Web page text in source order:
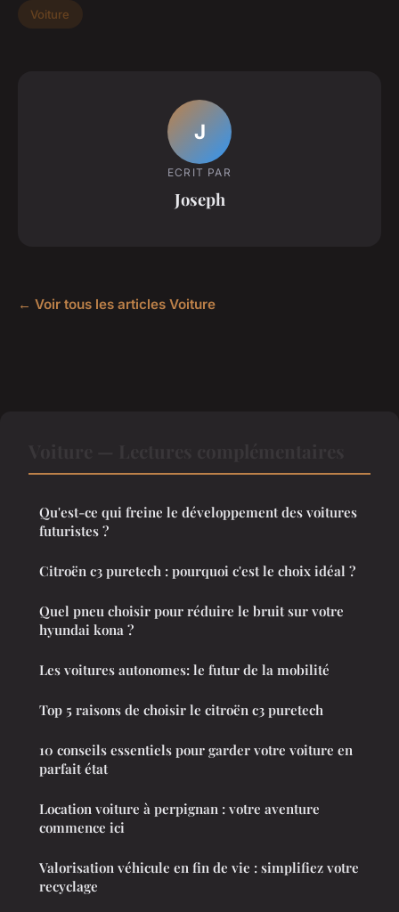
Voiture
J
ECRIT PAR
Joseph
← Voir tous les articles Voiture
Qu'est-ce qui freine le développement des voitures
futuristes ?
Citroën c3 puretech : pourquoi c'est le choix idéal ?
Quel pneu choisir pour réduire le bruit sur votre
hyundai kona ?
Les voitures autonomes: le futur de la mobilité
Top 5 raisons de choisir le citroën c3 puretech
10 conseils essentiels pour garder votre voiture en
parfait état
Location voiture à perpignan : votre aventure
commence ici
Valorisation véhicule en fin de vie : simplifiez votre
recyclage